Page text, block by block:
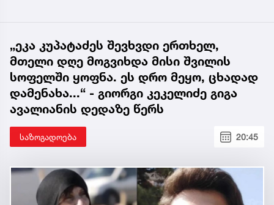
„ეკა კუპატაძეს შევხვდი ერთხელ,
მთელი დღე მოგვიხდა მისი შვილის
სოფელში ყოფნა. ეს დრო მეყო, ცხადად
დამენახა...“ - გიორგი კეკელიძე გიგა
ავალიანის დედაზე წერს
საზოგადოება 20:45